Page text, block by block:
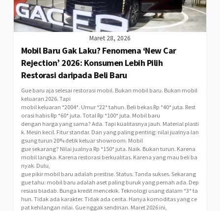
Maret 28, 2026
Mobil Baru Gak Laku? Fenomena ‘New Car
Rejection’ 2026: Konsumen Lebih Pilih
Restorasi daripada Beli Baru
Gue baru aja selesai restorasi mobil. Bukan mobil baru. Bukan mobil
keluaran 2026. Tapi
mobil keluaran *2004*. Umur *22* tahun. Beli bekas Rp *40* juta. Rest
orasi habis Rp *60* juta. Total Rp *100* juta. Mobil baru
dengan harga yang sama? Ada. Tapi kualitasnya jauh. Material plasti
k. Mesin kecil. Fitur standar. Dan yang paling penting: nilai jualnya lan
gsung turun 20% detik keluar showroom. Mobil
gue sekarang? Nilai jualnya Rp *150* juta. Naik. Bukan turun. Karena
mobil langka. Karena restorasi berkualitas. Karena yang mau beli ba
nyak. Dulu,
gue pikir mobil baru adalah prestise. Status. Tanda sukses. Sekarang
gue tahu: mobil baru adalah aset paling buruk yang pernah ada. Dep
resiasi biadab. Bunga kredit mencekik. Teknologi usang dalam *3* ta
hun. Tidak ada karakter. Tidak ada cerita. Hanya komoditas yang ce
pat kehilangan nilai. Gue nggak sendirian. Maret 2026 ini,